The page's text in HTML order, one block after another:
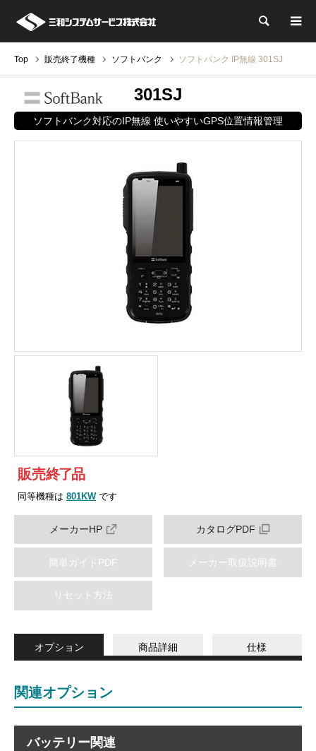
検索
Top 販売終了機種 ソフトバンク ソフトバンク IP無線 301SJ
301SJ
ソフトバンク対応のIP無線 使いやすいGPS位置情報管理
販売終了品
同等機種は 801KWです
メーカーHP カタログPDF
簡単ガイドPDF メーカー取扱説明書
リセット方法
オプション 商品詳細 仕様
関連オプション
バッテリー関連